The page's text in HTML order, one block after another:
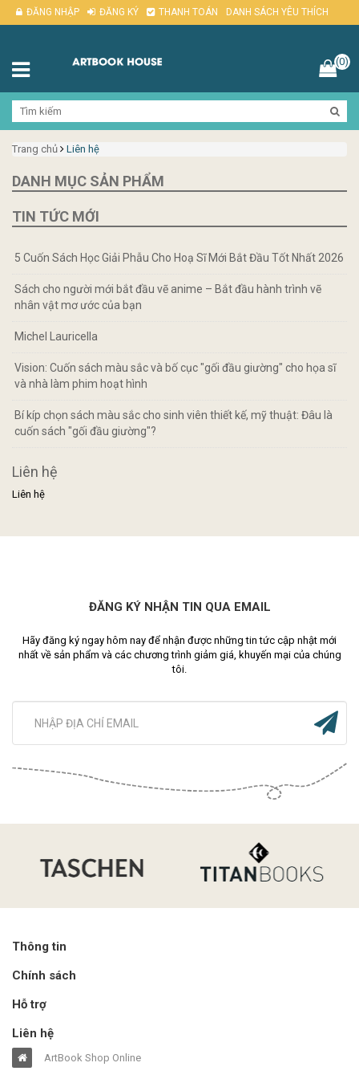
ĐĂNG NHẬP ĐĂNG KÝ THANH TOÁN DANH SÁCH YÊU THÍCH
(0)
Trang chủ Liên hệ
DANH MỤC SẢN PHẨM
TIN TỨC MỚI
5 Cuốn Sách Học Giải Phẫu Cho Hoạ Sĩ Mới Bắt Đầu Tốt Nhất 2026
Sách cho người mới bắt đầu vẽ anime – Bắt đầu hành trình vẽ
nhân vật mơ ước của bạn
Michel Lauricella
Vision: Cuốn sách màu sắc và bố cục "gối đầu giường" cho họa sĩ
và nhà làm phim hoạt hình
Bí kíp chọn sách màu sắc cho sinh viên thiết kế, mỹ thuật: Đâu là
cuốn sách "gối đầu giường"?
Liên hệ
Liên hệ
ĐĂNG KÝ NHẬN TIN QUA EMAIL
Hãy đăng ký ngay hôm nay để nhận được những tin tức cập nhật mới
nhất về sản phẩm và các chương trình giảm giá, khuyến mại của chúng
tôi.
Thông tin
Chính sách
Hỗ trợ
Liên hệ
ArtBook Shop Online